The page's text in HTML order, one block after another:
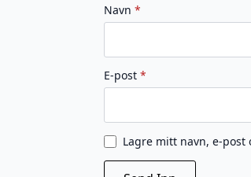
Navn *
E-post *
Lagre mitt navn, e-